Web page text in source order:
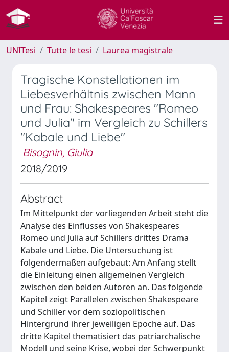
UNITesi Tutte le tesi Laurea magistrale
Tragische Konstellationen im
Liebesverhältnis zwischen Mann
und Frau: Shakespeares "Romeo
und Julia" im Vergleich zu Schillers
"Kabale und Liebe"
Bisognin, Giulia
2018/2019
Abstract
Im Mittelpunkt der vorliegenden Arbeit steht die
Analyse des Einflusses von Shakespeares
Romeo und Julia auf Schillers drittes Drama
Kabale und Liebe. Die Untersuchung ist
folgendermaßen aufgebaut: Am Anfang stellt
die Einleitung einen allgemeinen Vergleich
zwischen den beiden Autoren an. Das folgende
Kapitel zeigt Parallelen zwischen Shakespeare
und Schiller vor dem soziopolitischen
Hintergrund ihrer jeweiligen Epoche auf. Das
dritte Kapitel thematisiert das patriarchalische
Modell und seine Krise, wobei der Schwerpunkt